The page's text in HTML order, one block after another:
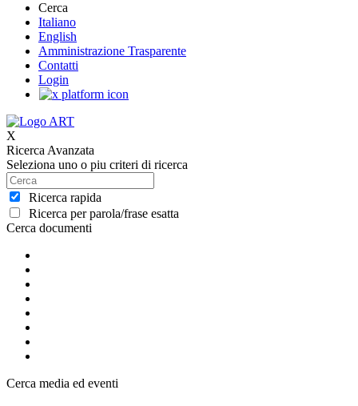
Cerca
Italiano
English
Amministrazione Trasparente
Contatti
Login
X
Ricerca Avanzata
Seleziona uno o piu criteri di ricerca
Ricerca rapida
Ricerca per parola/frase esatta
Cerca documenti
Cerca media ed eventi